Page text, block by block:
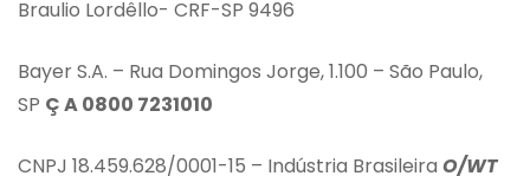
Braulio Lordêllo- CRF-SP 9496
Bayer S.A. – Rua Domingos Jorge, 1.100 – São Paulo,
SP Ç A0800 7231010
CNPJ 18.459.628/0001-15 – Indústria Brasileira O/WT